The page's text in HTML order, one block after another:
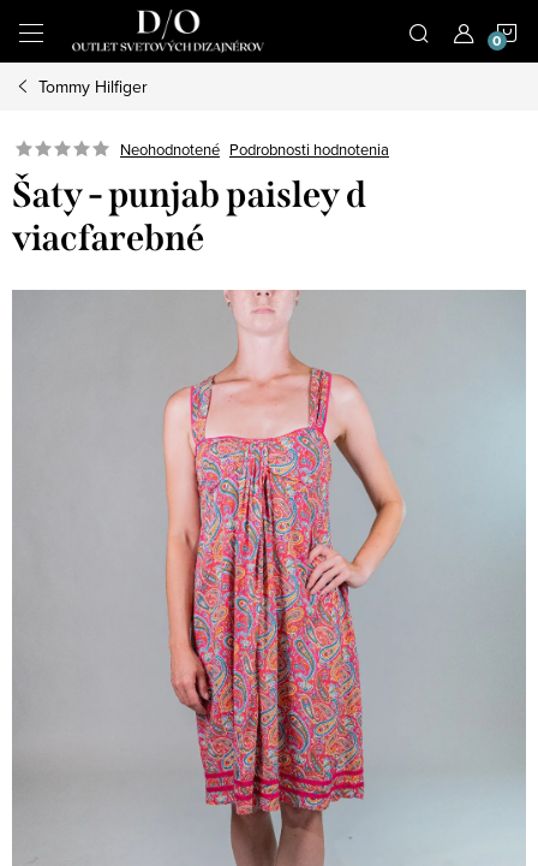
obsah
Tommy Hilfiger
Neohodnotené Podrobnosti hodnotenia
Šaty - punjab paisley d
viacfarebné